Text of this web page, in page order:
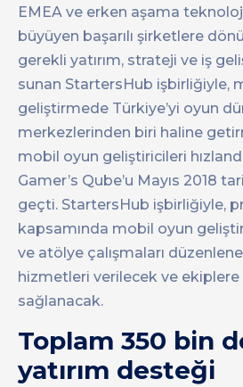
EMEA ve erken aşama
büyüyen başarılı şirketlere
gerekli yatırım, strateji ve iş
sunan StartersHub işbirliğiyle,
geliştirmede Türkiye’yi oyun
merkezlerinden biri haline
mobil oyun geliştiricileri
Gamer’s Qube’u Mayıs 2018
geçti. StartersHub işbirliğiyle,
kapsamında mobil oyun
ve atölye çalışmaları
hizmetleri verilecek ve
sağlanacak.
Toplam 350 bin
yatırım desteği